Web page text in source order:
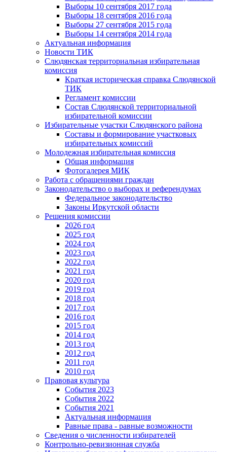
Выборы 10 сентября 2017 года
Выборы 18 сентября 2016 года
Выборы 27 сентября 2015 года
Выборы 14 сентября 2014 года
Актуальная информация
Новости ТИК
Слюдянская территориальная избирательная
комиссия
Краткая историческая справка Слюдянской
ТИК
Регламент комиссии
Состав Слюдянской территориальной
избирательной комиссии
Избирательные участки Слюдянского района
Составы и формирование участковых
избирательных комиссий
Молодежная избирательная комиссия
Общая информация
Фотогалерея МИК
Работа с обращениями граждан
Законодательство о выборах и референдумах
Федеральное законодательство
Законы Иркутской области
Решения комиссии
2026 год
2025 год
2024 год
2023 год
2022 год
2021 год
2020 год
2019 год
2018 год
2017 год
2016 год
2015 год
2014 год
2013 год
2012 год
2011 год
2010 год
Правовая культура
События 2023
События 2022
События 2021
Актуальная информация
Равные права - равные возможности
Сведения о численности избирателей
Контрольно-ревизионная служба